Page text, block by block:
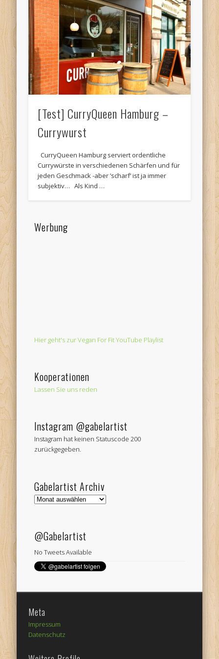
[Test] CurryQueen Hamburg –
Currywurst
CurryQueen Hamburg serviert ordentliche
Currywürste in verschiedenen Schärfen und für
jeden Geschmack -aber ’scharf‘ ist ja immer
subjektiv… Als Kind …
Werbung
Hier geht's zur Vegan For Fit YouTube Playlist
Kooperationen
Lassen Sie uns reden
Instagram @gabelartist
Instagram hat keinen Statuscode 200
zurückgegeben.
Gabelartist Archiv
Gabelartist
@Gabelartist
No Tweets Available
Meta
Impressum
Datenschutz